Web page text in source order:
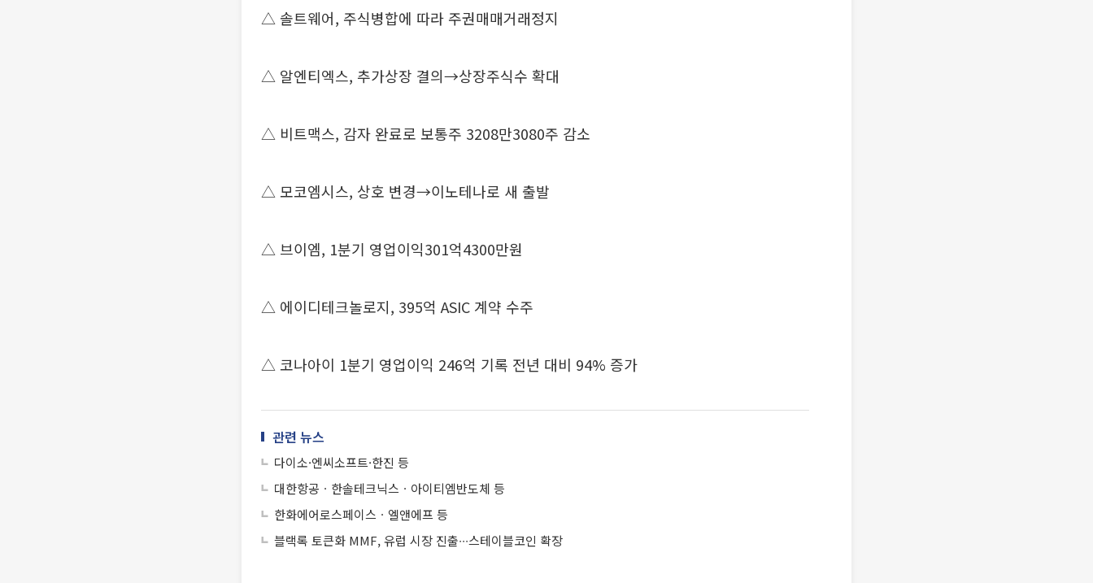
△ 솔트웨어, 주식병합에 따라 주권매매거래정지
△ 알엔티엑스, 추가상장 결의→상장주식수 확대
△ 비트맥스, 감자 완료로 보통주 3208만3080주 감소
△ 모코엠시스, 상호 변경→이노테나로 새 출발
△ 브이엠, 1분기 영업이익301억4300만원
△ 에이디테크놀로지, 395억 ASIC 계약 수주
△ 코나아이 1분기 영업이익 246억 기록 전년 대비 94% 증가
관련 뉴스
다이소·엔씨소프트·한진 등
대한항공ㆍ한솔테크닉스ㆍ아이티엠반도체 등
한화에어로스페이스ㆍ엘앤에프 등
블랙록 토큰화 MMF, 유럽 시장 진출∙∙∙스테이블코인 확장